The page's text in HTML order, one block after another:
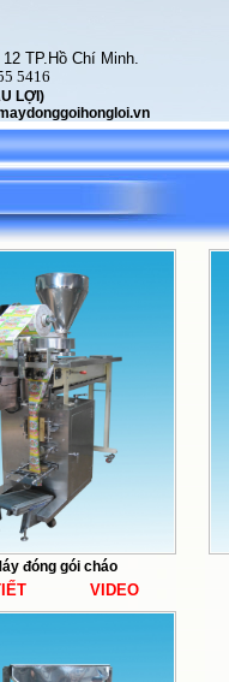
TP.Hồ Chí Minh.
5416
LỢI)
đóng gói cháo
VIDEO